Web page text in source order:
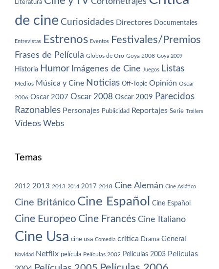
Literatura
de cine Curiosidades Directores Documentales
Entrevistas Estrenos Eventos Festivales/Premios
Frases de Película Globos de Oro Goya 2008 Goya 2009
Historia Humor Imágenes de Cine Juegos Listas
Medios Música y Cine Noticias Off-Topic Opinión Oscar
2006 Oscar 2007 Oscar 2008 Oscar 2009 Parecidos
Razonables Personajes Publicidad Reportajes Serie Trailers
Vídeos Webs
Temas
2012 2013 2013 2014 2017 2018 Cine Alemán Cine Asiático
Cine Británico Cine Español Cine Español
Cine Europeo Cine Francés Cine Italiano
Cine Usa cine usa Comedia crítica Drama General
Navidad Netflix película Películas 2002 Películas 2003 Películas